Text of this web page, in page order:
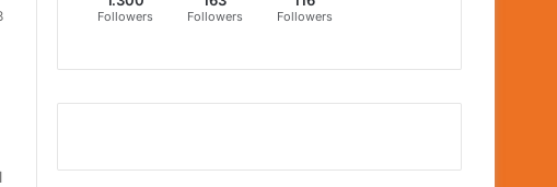
Followers Followers Followers